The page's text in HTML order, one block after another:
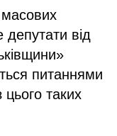
масових
депутати від
питаннями
цього таких